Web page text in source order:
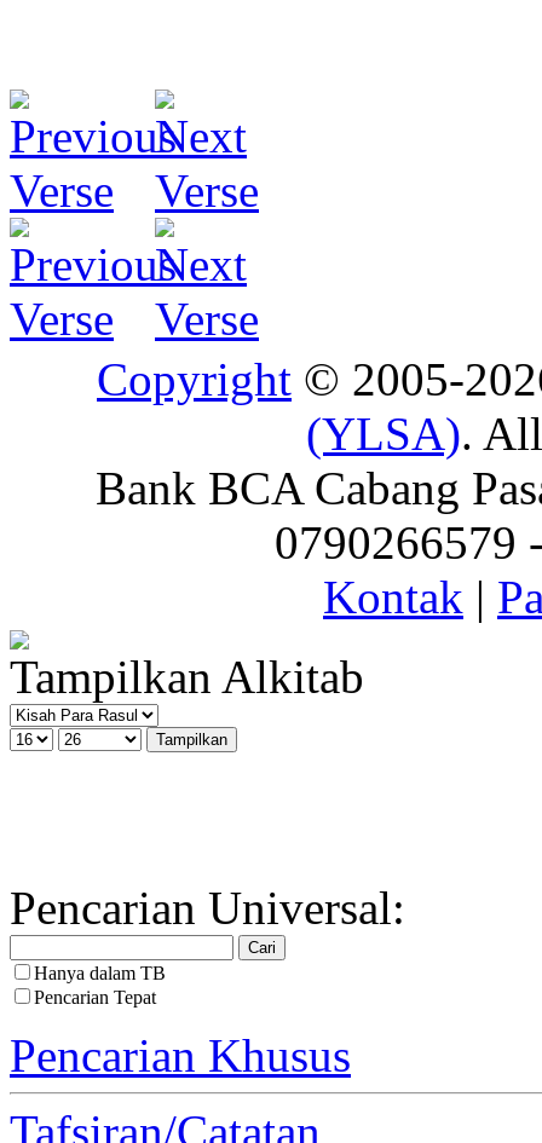
Copyright © 2005-
(YLSA).
Bank BCA Cabang
0790266579
Kontak |
Tampilkan Alkitab
Pencarian Universal:
Hanya dalam TB
Pencarian Tepat
Pencarian Khusus
Tafsiran/Catatan